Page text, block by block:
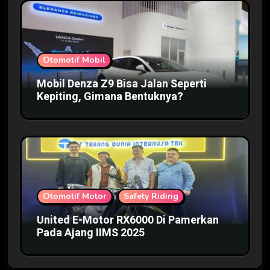
Otomotif Mobil
Mobil Denza Z9 Bisa Jalan Seperti
Kepiting, Gimana Bentuknya?
Otomotif Motor Safety Riding
United E-Motor RX6000 Di Pamerkan
Pada Ajang IIMS 2025